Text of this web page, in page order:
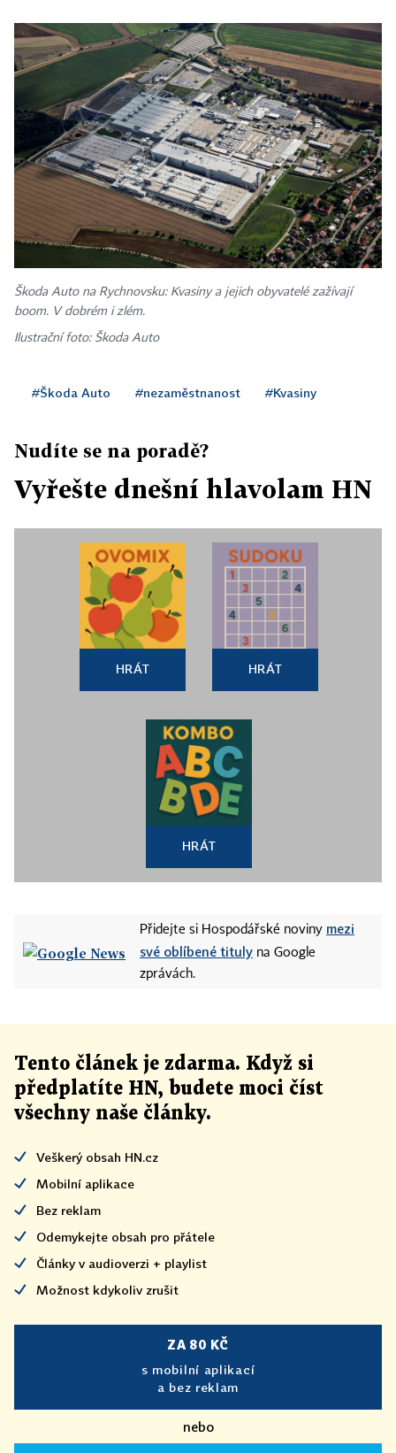
Škoda Auto na Rychnovsku: Kvasiny a jejich obyvatelé zažívají
boom. V dobrém i zlém.
Ilustrační foto: Škoda Auto
#Škoda Auto #nezaměstnanost #Kvasiny
Nudíte se na poradě?
Vyřešte dnešní hlavolam HN
HRÁT HRÁT
HRÁT
Přidejte si Hospodářské noviny mezi
své oblíbené tituly na Google
zprávách.
Tento článek je zdarma. Když si
předplatíte HN, budete moci číst
všechny naše články.
Veškerý obsah HN.cz
Mobilní aplikace
Bez reklam
Odemykejte obsah pro přátele
Články v audioverzi + playlist
Možnost kdykoliv zrušit
ZA 80 KČ
s mobilní aplikací
a bez reklam
nebo